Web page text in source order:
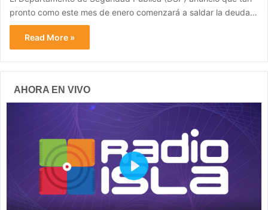
pronto como este mes de enero comenzará a saldar la deuda…
Read More »
AHORA EN VIVO
P
a